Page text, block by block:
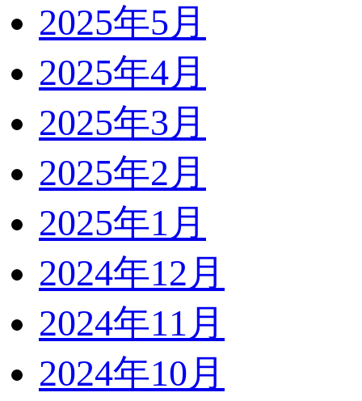
2025年5月
2025年4月
2025年3月
2025年2月
2025年1月
2024年12月
2024年11月
2024年10月